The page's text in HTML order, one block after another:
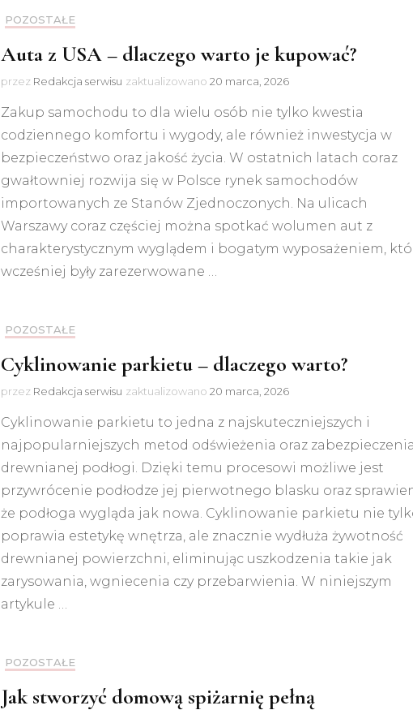
POZOSTAŁE
Auta z USA – dlaczego warto je kupować?
przez Redakcja serwisu zaktualizowano 20 marca, 2026
Zakup samochodu to dla wielu osób nie tylko kwestia
codziennego komfortu i wygody, ale również inwestycja w
bezpieczeństwo oraz jakość życia. W ostatnich latach coraz
gwałtowniej rozwija się w Polsce rynek samochodów
importowanych ze Stanów Zjednoczonych. Na ulicach
Warszawy coraz częściej można spotkać wolumen aut z
charakterystycznym wyglądem i bogatym wyposażeniem,
wcześniej były zarezerwowane …
POZOSTAŁE
Cyklinowanie parkietu – dlaczego warto?
przez Redakcja serwisu zaktualizowano 20 marca, 2026
Cyklinowanie parkietu to jedna z najskuteczniejszych i
najpopularniejszych metod odświeżenia oraz
drewnianej podłogi. Dzięki temu procesowi możliwe jest
przywrócenie podłodze jej pierwotnego blasku oraz
że podłoga wygląda jak nowa. Cyklinowanie parkietu nie
poprawia estetykę wnętrza, ale znacznie wydłuża żywotność
drewnianej powierzchni, eliminując uszkodzenia takie jak
zarysowania, wgniecenia czy przebarwienia. W niniejszym
artykule …
POZOSTAŁE
Jak stworzyć domową spiżarnię pełną